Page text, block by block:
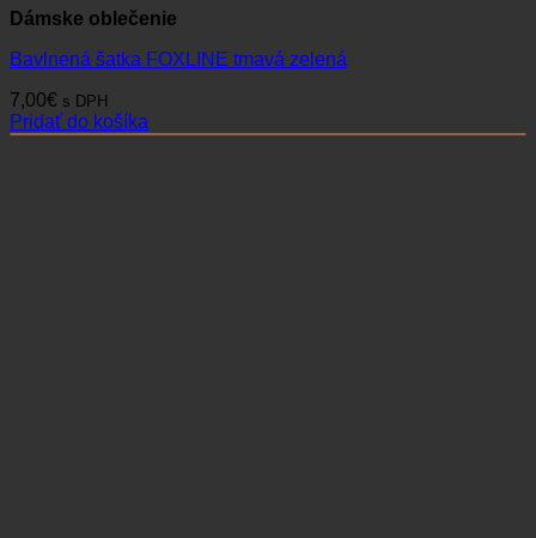
Dámske oblečenie
Bavlnená šatka FOXLINE tmavá zelená
7,00€ s DPH
Pridať do košíka